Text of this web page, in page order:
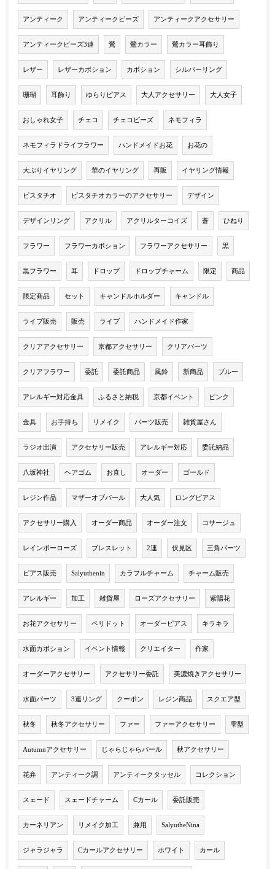
アンティーク アンティークビーズ アンティークアクセサリー
アンティークビーズ3連 鶯 鶯カラー 鶯カラー耳飾り
レザー レザーカボション カボション シルバーリング
珊瑚 耳飾り ゆらりピアス 大人アクセサリー 大人女子
おしゃれ女子 チェコ チェコビーズ ネモフィラ
ネモフィラドライフラワー ハンドメイドお花 お花の
大ぶりイヤリング 華のイヤリング 再販 イヤリング情報
ピスタチオ ピスタチオカラーのアクセサリー デザイン
デザインリング アクリル アクリルターコイズ 蒼 ひねり
フラワー フラワーカボション フラワーアクセサリー 黒
黒フラワー 耳 ドロップ ドロップチャーム 限定 商品
限定商品 セット キャンドルホルダー キャンドル
ライブ販売 販売 ライブ ハンドメイド作家
クリアアクセサリー 京都アクセサリー クリアパーツ
クリアフラワー 委託 委託商品 風鈴 新商品 ブルー
アレルギー対応金具 ふるさと納税 京都イベント ピンク
金具 お手持ち リメイク パーツ販売 雑貨屋さん
ラジオ出演 アクセサリー販売 アレルギー対応 委託納品
八坂神社 ヘアゴム お直し オーダー ゴールド
レジン作品 マザーオブパール 大人気 ロングピアス
アクセサリー購入 オーダー商品 オーダー注文 コサージュ
レインボーローズ ブレスレット 2連 伏見区 三角パーツ
ピアス販売 Salyuthenin カラフルチャーム チャーム販売
アレルギー 加工 雑貨屋 ローズアクセサリー 紫陽花
お花アクセサリー ペリドット オーダーピアス キラキラ
水面カボション イベント情報 クリエイター 作家
オーダーアクセサリー アクセサリー委託 美濃焼きアクセサリー
水面パーツ 3連リング クーポン レジン商品 スクエア型
秋冬 秋冬アクセサリー ファー ファーアクセサリー 雫型
Autumnアクセサリー じゃらじゃらパール 秋アクセサリー
花弁 アンティーク調 アンティークタッセル コレクション
スェード スェードチャーム Cカール 委託販売
カーネリアン リメイク加工 兼用 SalyutheNina
ジャラジャラ Cカールアクセサリー ホワイト カール